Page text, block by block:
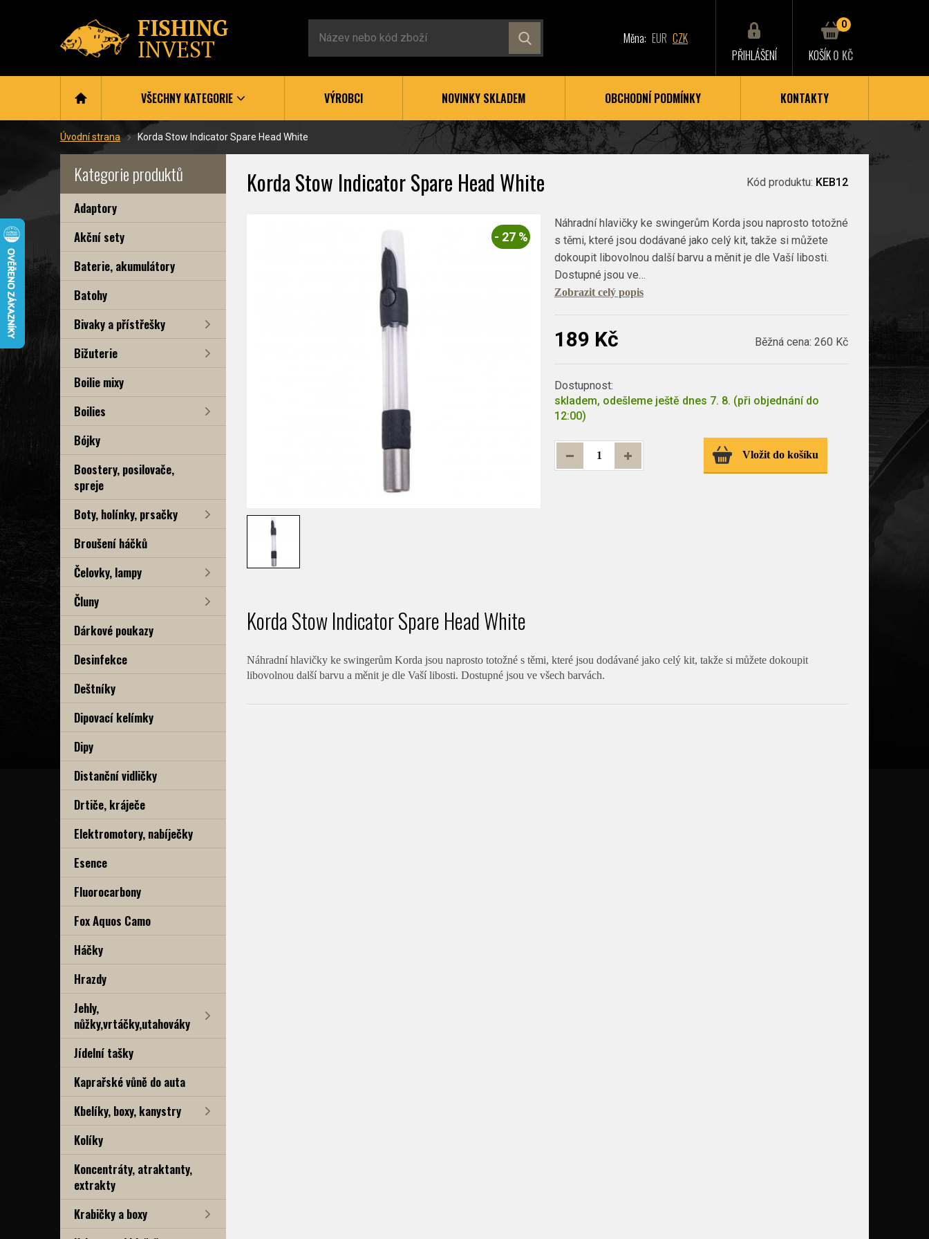
Měna: EUR CZK
PŘIHLÁŠENÍ
0
KOŠÍK0 KČ
VŠECHNY KATEGORIE VÝROBCI NOVINKY SKLADEM OBCHODNÍ PODMÍNKY KONTAKTY
Úvodní strana Korda Stow Indicator Spare Head White
Kategorie produktů
Adaptory
Akční sety
Baterie, akumulátory
Batohy
Bivaky a přístřešky
Bižuterie
Boilie mixy
Boilies
Bójky
Boostery, posilovače,
spreje
Boty, holínky, prsačky
Broušení háčků
Čelovky, lampy
Čluny
Dárkové poukazy
Desinfekce
Deštníky
Dipovací kelímky
Dipy
Distanční vidličky
Drtiče, kráječe
Elektromotory, nabíječky
Esence
Fluorocarbony
Fox Aquos Camo
Háčky
Hrazdy
Jehly,
nůžky,vrtáčky,utahováky
Jídelní tašky
Kaprařské vůně do auta
Kbelíky, boxy, kanystry
Kolíky
Koncentráty, atraktanty,
extrakty
Krabičky a boxy
Korda Stow Indicator Spare Head White Kód produktu: KEB12
- 27 %
Náhradní hlavičky ke swingerům Korda jsou naprosto totožné
s těmi, které jsou dodávané jako celý kit, takže si můžete
dokoupit libovolnou další barvu a měnit je dle Vaší libosti.
Dostupné jsou ve…
Zobrazit celý popis
189 Kč Běžná cena: 260 Kč
Dostupnost:
skladem, odešleme ještě dnes 7. 8. (při objednání do
12:00)
Vložit do košíku
Korda Stow Indicator Spare Head White
Náhradní hlavičky ke swingerům Korda jsou naprosto totožné s těmi, které jsou dodávané jako celý kit, takže si můžete dokoupit
libovolnou další barvu a měnit je dle Vaší libosti. Dostupné jsou ve všech barvách.